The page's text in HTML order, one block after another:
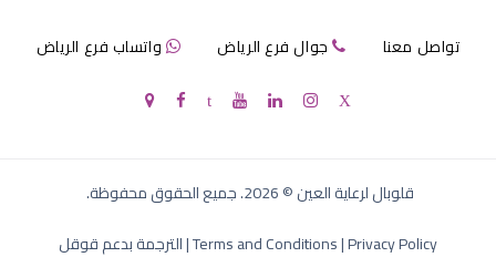
تواصل معنا جوال فرع الرياض واتساب فرع الرياض
قلوبال لرعاية العين©
2026. جميع الحقوق محفوظة.
Terms and Conditions|Privacy Policy
|الترجمة بدعم قوقل